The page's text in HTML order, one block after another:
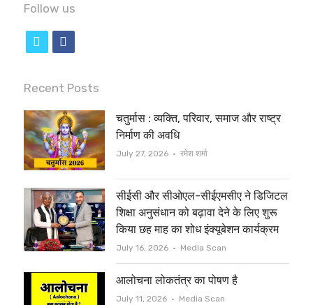
Follow us
i
t
t
e
r
c
e
b
o
o
k
Recent Posts
चतुर्मास : व्यक्ति, परिवार, समाज और राष्ट्र
निर्माण की अवधि
July 27, 2026 Author
रमेश शर्मा
सीईसी और सीओएल-सीईएमसीए ने डिजिटल
शिक्षा अनुसंधान को बढ़ावा देने के लिए शुरू
किया छह माह का शोध इंक्यूबेशन कार्यक्रम
July 16, 2026 Author
Media Scan
आलोचना लोकतंत्र का पोषण है
July 11, 2026 Author
Media Scan